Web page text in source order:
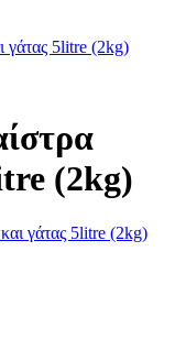
γάτας 5litre (2kg)
(2kg)